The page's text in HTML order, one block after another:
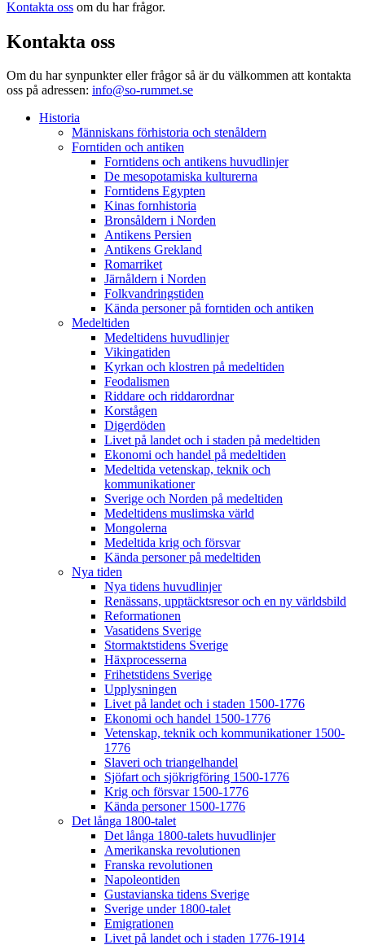
Kontakta oss om du har frågor.
Kontakta oss
Om du har synpunkter eller frågor så är du välkommen att kontakta
oss på adressen: info@so-rummet.se
Historia
Människans förhistoria och stenåldern
Forntiden och antiken
Forntidens och antikens huvudlinjer
De mesopotamiska kulturerna
Forntidens Egypten
Kinas fornhistoria
Bronsåldern i Norden
Antikens Persien
Antikens Grekland
Romarriket
Järnåldern i Norden
Folkvandringstiden
Kända personer på forntiden och antiken
Medeltiden
Medeltidens huvudlinjer
Vikingatiden
Kyrkan och klostren på medeltiden
Feodalismen
Riddare och riddarordnar
Korstågen
Digerdöden
Livet på landet och i staden på medeltiden
Ekonomi och handel på medeltiden
Medeltida vetenskap, teknik och
kommunikationer
Sverige och Norden på medeltiden
Medeltidens muslimska värld
Mongolerna
Medeltida krig och försvar
Kända personer på medeltiden
Nya tiden
Nya tidens huvudlinjer
Renässans, upptäcktsresor och en ny världsbild
Reformationen
Vasatidens Sverige
Stormaktstidens Sverige
Häxprocesserna
Frihetstidens Sverige
Upplysningen
Livet på landet och i staden 1500-1776
Ekonomi och handel 1500-1776
Vetenskap, teknik och kommunikationer 1500-
1776
Slaveri och triangelhandel
Sjöfart och sjökrigföring 1500-1776
Krig och försvar 1500-1776
Kända personer 1500-1776
Det långa 1800-talet
Det långa 1800-talets huvudlinjer
Amerikanska revolutionen
Franska revolutionen
Napoleontiden
Gustavianska tidens Sverige
Sverige under 1800-talet
Emigrationen
Livet på landet och i staden 1776-1914